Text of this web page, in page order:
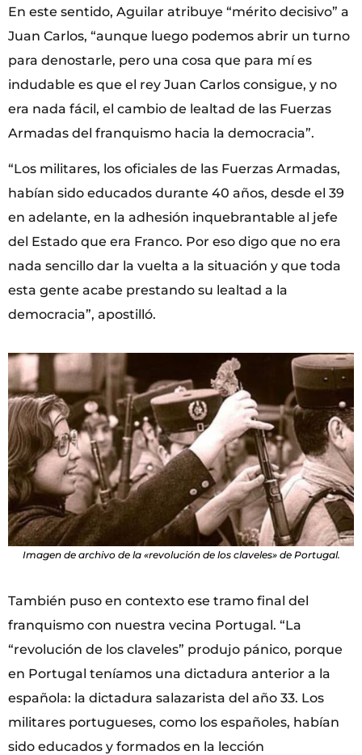
En este sentido, Aguilar atribuye “mérito decisivo” a
Juan Carlos, “aunque luego podemos abrir un turno
para denostarle, pero una cosa que para mí es
indudable es que el rey Juan Carlos consigue, y no
era nada fácil, el cambio de lealtad de las Fuerzas
Armadas del franquismo hacia la democracia”.
“Los militares, los oficiales de las Fuerzas Armadas,
habían sido educados durante 40 años, desde el 39
en adelante, en la adhesión inquebrantable al jefe
del Estado que era Franco. Por eso digo que no era
nada sencillo dar la vuelta a la situación y que toda
esta gente acabe prestando su lealtad a la
democracia”, apostilló.
Imagen de archivo de la «revolución de los claveles» de Portugal.
También puso en contexto ese tramo final del
franquismo con nuestra vecina Portugal. “La
“revolución de los claveles” produjo pánico, porque
en Portugal teníamos una dictadura anterior a la
española: la dictadura salazarista del año 33. Los
militares portugueses, como los españoles, habían
sido educados y formados en la lección